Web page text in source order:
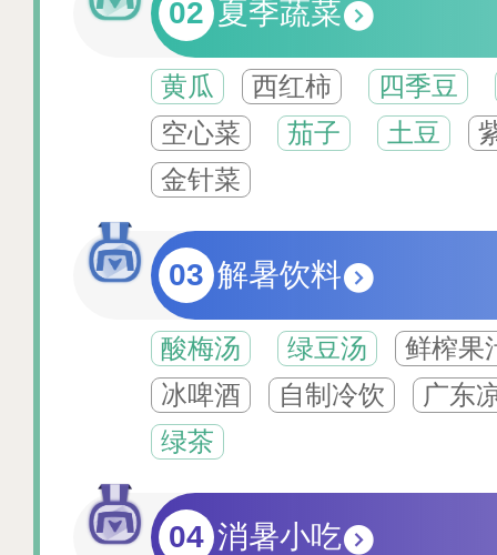
02 夏季蔬菜
黄瓜 西红柿
四季豆
空心菜
茄子 土豆
金针菜
03 解暑饮料
酸梅汤 绿豆汤
鲜榨果
冰啤酒
自制冷饮
广东
绿茶
04 消暑小吃